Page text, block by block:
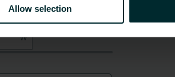
Allow selection